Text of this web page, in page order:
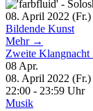
08. April 2022
Bildende Kunst
Mehr →
Zweite Klangnacht
08 Apr.
08. April 2022
22:00 - 23:59 Uhr
Musik